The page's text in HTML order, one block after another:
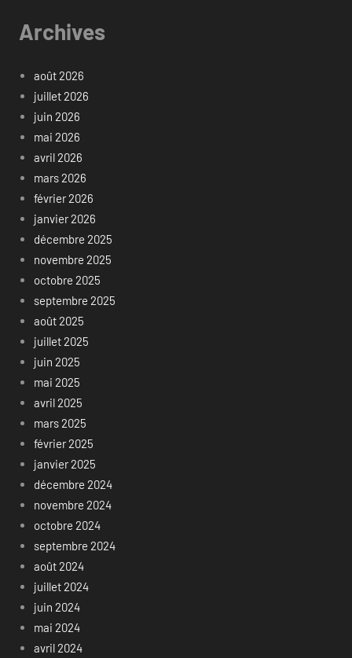
Archives
août 2026
juillet 2026
juin 2026
mai 2026
avril 2026
mars 2026
février 2026
janvier 2026
décembre 2025
novembre 2025
octobre 2025
septembre 2025
août 2025
juillet 2025
juin 2025
mai 2025
avril 2025
mars 2025
février 2025
janvier 2025
décembre 2024
novembre 2024
octobre 2024
septembre 2024
août 2024
juillet 2024
juin 2024
mai 2024
avril 2024